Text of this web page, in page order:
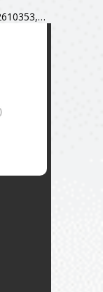
105017-0861,DLLA151PN086,9432610353,TFO113H55